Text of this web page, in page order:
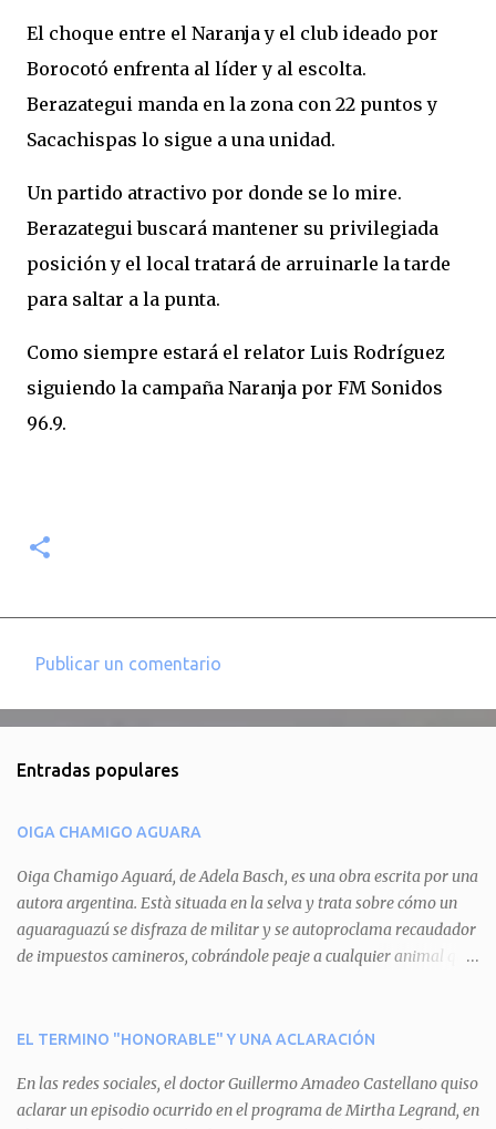
El choque entre el Naranja y el club ideado por
Borocotó enfrenta al líder y al escolta.
Berazategui manda en la zona con 22 puntos y
Sacachispas lo sigue a una unidad.
Un partido atractivo por donde se lo mire.
Berazategui buscará mantener su privilegiada
posición y el local tratará de arruinarle la tarde
para saltar a la punta.
Como siempre estará el relator Luis Rodríguez
siguiendo la campaña Naranja por FM Sonidos
96.9.
e
t
a
r
i
o
Publicar un comentario
Entradas populares
OIGA CHAMIGO AGUARA
Oiga Chamigo Aguará, de Adela Basch, es una obra escrita por una
autora argentina. Està situada en la selva y trata sobre cómo un
aguaraguazú se disfraza de militar y se autoproclama recaudador
de impuestos camineros, cobrándole peaje a cualquier animal que
aguará le provoca. De igual manera pasa con Tatú, el armadillo.
del aguará y pasa sin pagar. Por último, Tui, la cotorra, deja
expuesta la mentira del aguará y arenga a los otros tres
EL TERMINO "HONORABLE" Y UNA ACLARACIÓN
En las redes sociales, el doctor Guillermo Amadeo Castellano quiso
aclarar un episodio ocurrido en el programa de Mirtha Legrand, en